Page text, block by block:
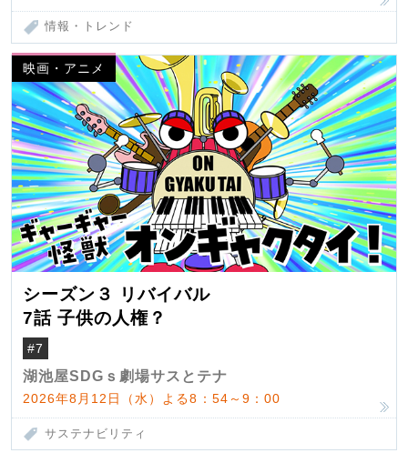
情報・トレンド
映画・アニメ
シーズン３ リバイバル
7話 子供の人権？
#7
湖池屋SDGｓ劇場サスとテナ
2026年8月12日（水）よる8：54～9：00
サステナビリティ